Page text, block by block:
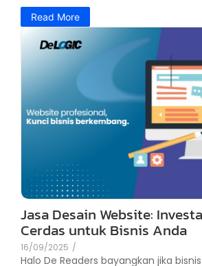
Read More
Jasa Desain Website:
Cerdas untuk Bisnis Anda
16/09/2025 /
Halo De Readers bayangkan jika